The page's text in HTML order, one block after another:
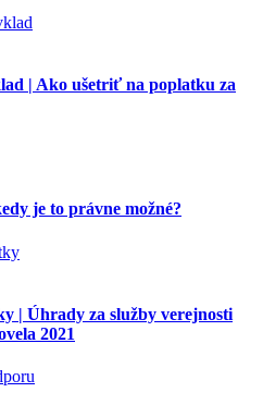
| Ako ušetriť na poplatku za
je to právne možné?
| Úhrady za služby verejnosti
2021